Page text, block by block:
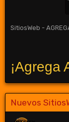
SitiosWeb -
¡Agrega
Nuevos